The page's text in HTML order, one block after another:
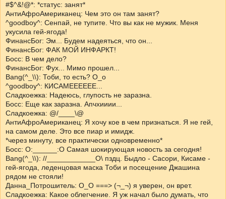
#$^&!@*: *статус: занят*
АнтиАфроАмериканец: Чем это он там занят?
^goodboy^: Сенпай, не тупите. Что вы как не мужик. Меня
укусила гей-ягода!
ФинансБог: Эм... Будем надеяться, что он...
ФинансБог: ФАК МОЙ ИНФАРКТ!
Босс: В чем дело?
ФинансБог: Фух... Мимо прошел...
Bang(^_\\): Тоби, то есть? О_о
^goodboy^: КИСАМЕЕЕЕЕЕ...
Сладкоежка: Надеюсь, глупость не заразна.
Босс: Еще как заразна. Апчхииии...
Сладкоежка: @/____\@
АнтиАфроАмериканец: Я хочу кое в чем признаться. Я не гей,
на самом деле. Это все пиар и имидж.
*через минуту, все практически одновременно*
Босс: О:______:О Самая шокирующая новость за сегодня!
Bang(^_\\): //____________О\ пздц. Быдло - Сасори, Кисаме -
гей-ягода, леденцовая маска Тоби и посещение Джашина
рядом не стояли!
Данна_Потрошитель: О_О ===> (¬_¬) я уверен, он врет.
Сладкоежка: Какое облегчение. Я уж начал было думать, что